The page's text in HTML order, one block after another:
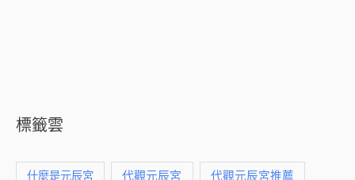
標籤雲
什麼是元辰宮 代觀元辰宮 代觀元辰宮推薦